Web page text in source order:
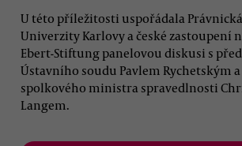
U této příležitosti uspořádala
Univerzity Karlovy a české zastoupení
Ebert-Stiftung panelovou diskusi s
Ústavního soudu Pavlem Rychetským
spolkového ministra spravedlnosti
Langem.